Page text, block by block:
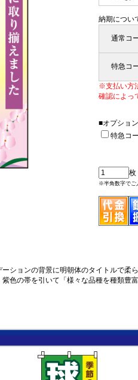
納期につい
通常コ
特急コ
※支払い方
確認によっ
■オプション
特急コ
※半角数字でご
ションの背景に明朝体のタイトルで
色の帯を引いて「様々な品種を種類豊